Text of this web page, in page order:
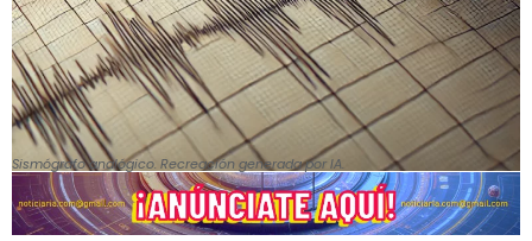
Sismógrafo analógico. Recreación generada por IA.